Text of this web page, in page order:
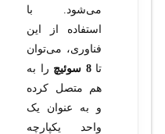
می‌شود. با
استفاده از این
فناوری، می‌توان
تا8 سوئیچ
را به
هم متصل کرده
و به عنوان یک
واحد یکپارچه